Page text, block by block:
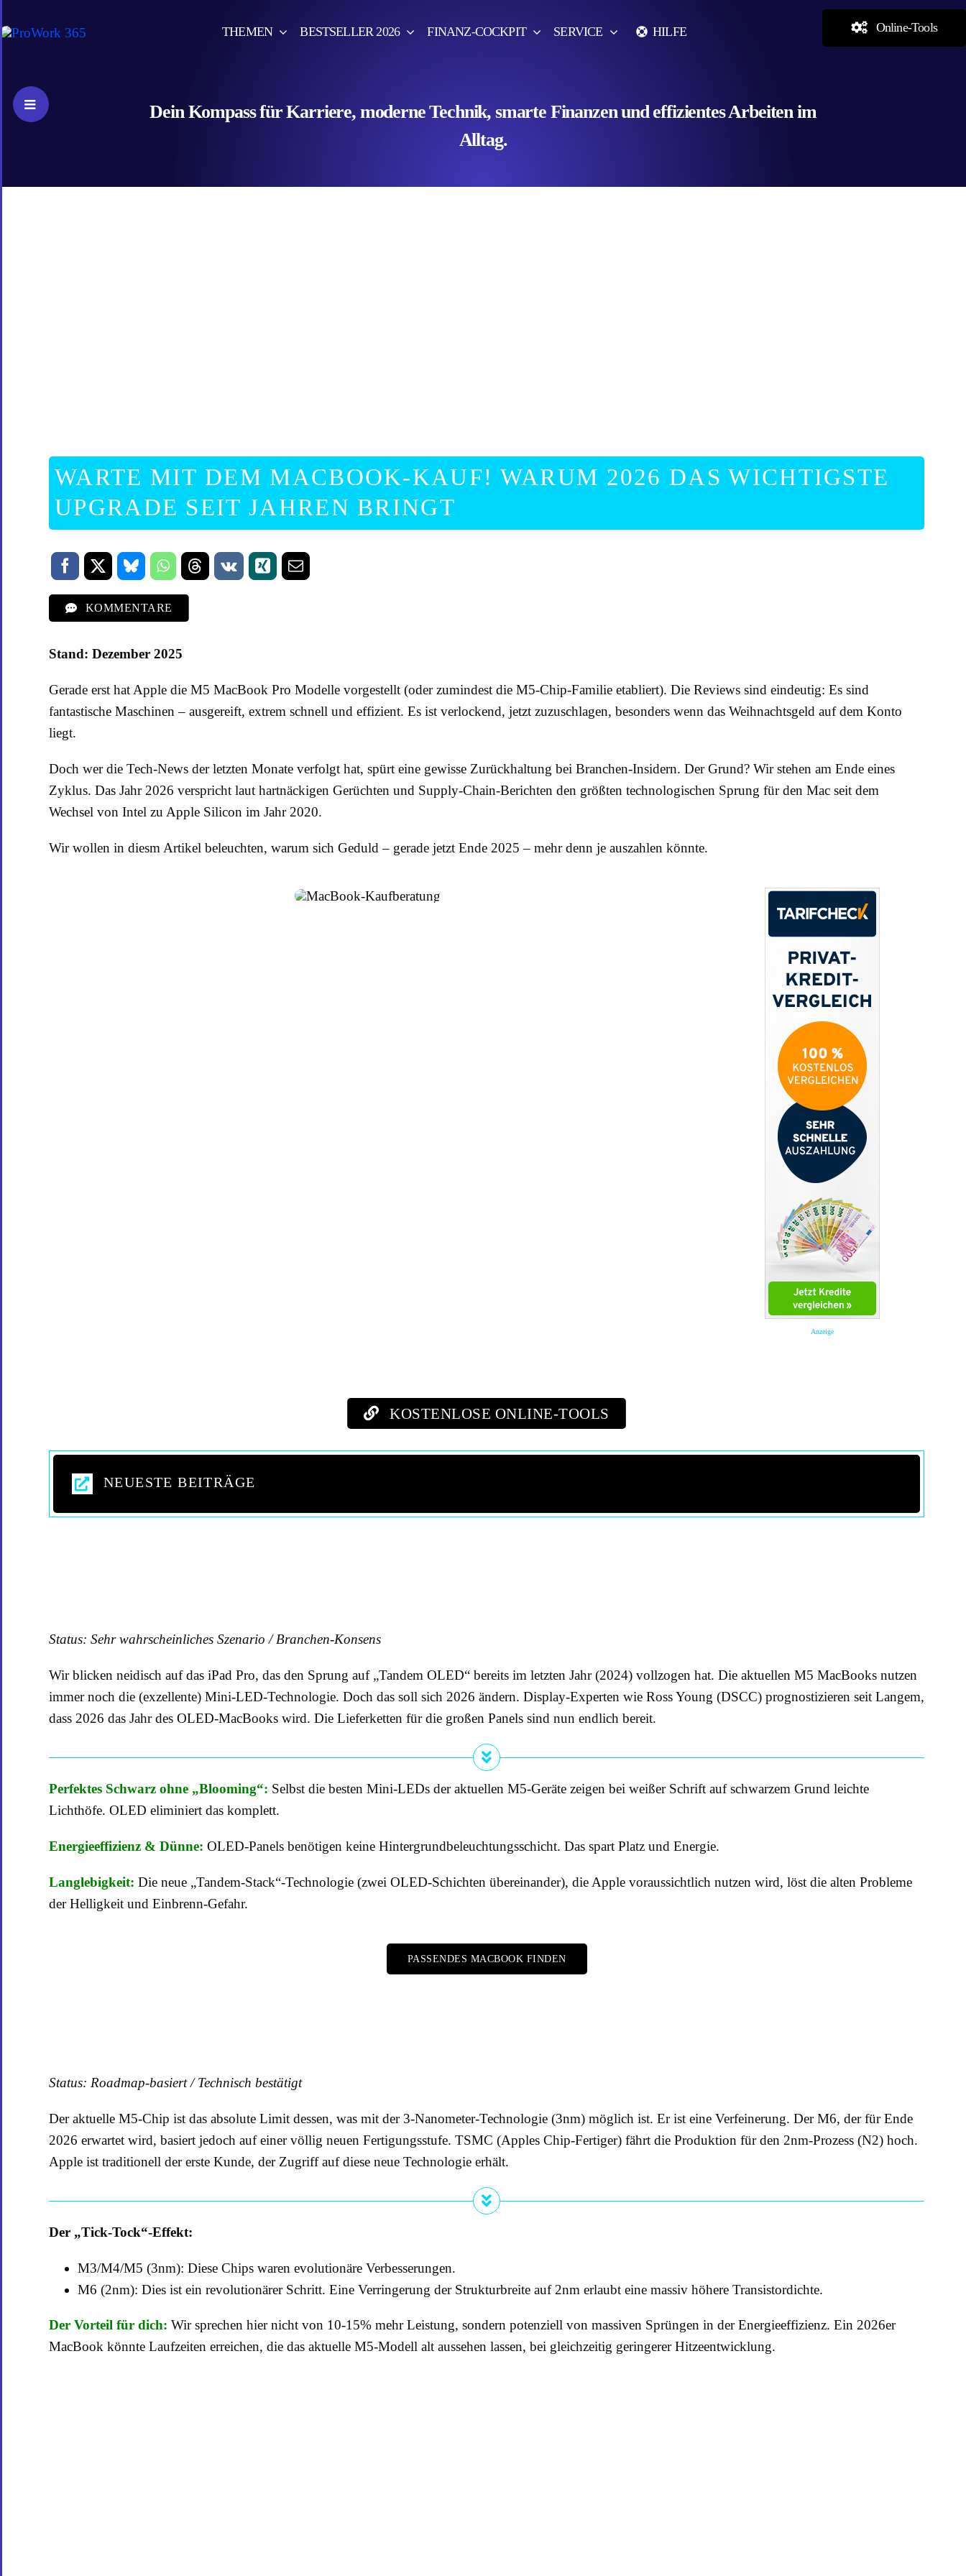
to
THEMEN BESTSELLER 2026 FINANZ-COCKPIT SERVICE HILFE Online-Tools
Dein Kompass für Karriere, moderne Technik, smarte Finanzen und effizientes Arbeiten im
Alltag.
WARTE MIT DEM MACBOOK-KAUF! WARUM 2026 DAS WICHTIGSTE
UPGRADE SEIT JAHREN BRINGT
KOMMENTARE
Stand: Dezember 2025
Gerade erst hat Apple die M5 MacBook Pro Modelle vorgestellt (oder zumindest die M5-Chip-Familie etabliert). Die Reviews sind eindeutig: Es sind
fantastische Maschinen – ausgereift, extrem schnell und effizient. Es ist verlockend, jetzt zuzuschlagen, besonders wenn das Weihnachtsgeld auf dem Konto
liegt.
Doch wer die Tech-News der letzten Monate verfolgt hat, spürt eine gewisse Zurückhaltung bei Branchen-Insidern. Der Grund? Wir stehen am Ende eines
Zyklus. Das Jahr 2026 verspricht laut hartnäckigen Gerüchten und Supply-Chain-Berichten den größten technologischen Sprung für den Mac seit dem
Wechsel von Intel zu Apple Silicon im Jahr 2020.
Wir wollen in diesm Artikel beleuchten, warum sich Geduld – gerade jetzt Ende 2025 – mehr denn je auszahlen könnte.
Anzeige
KOSTENLOSE ONLINE-TOOLS
NEUESTE BEITRÄGE
Status: Sehr wahrscheinliches Szenario / Branchen-Konsens
Wir blicken neidisch auf das iPad Pro, das den Sprung auf „Tandem OLED“ bereits im letzten Jahr (2024) vollzogen hat. Die aktuellen M5 MacBooks nutzen
immer noch die (exzellente) Mini-LED-Technologie. Doch das soll sich 2026 ändern. Display-Experten wie Ross Young (DSCC) prognostizieren seit Langem,
dass 2026 das Jahr des OLED-MacBooks wird. Die Lieferketten für die großen Panels sind nun endlich bereit.
Perfektes Schwarz ohne „Blooming“: Selbst die besten Mini-LEDs der aktuellen M5-Geräte zeigen bei weißer Schrift auf schwarzem Grund leichte
Lichthöfe. OLED eliminiert das komplett.
Energieeffizienz & Dünne: OLED-Panels benötigen keine Hintergrundbeleuchtungsschicht. Das spart Platz und Energie.
Langlebigkeit: Die neue „Tandem-Stack“-Technologie (zwei OLED-Schichten übereinander), die Apple voraussichtlich nutzen wird, löst die alten Probleme
der Helligkeit und Einbrenn-Gefahr.
PASSENDES MACBOOK FINDEN
Status: Roadmap-basiert / Technisch bestätigt
Der aktuelle M5-Chip ist das absolute Limit dessen, was mit der 3-Nanometer-Technologie (3nm) möglich ist. Er ist eine Verfeinerung. Der M6, der für Ende
2026 erwartet wird, basiert jedoch auf einer völlig neuen Fertigungsstufe. TSMC (Apples Chip-Fertiger) fährt die Produktion für den 2nm-Prozess (N2) hoch.
Apple ist traditionell der erste Kunde, der Zugriff auf diese neue Technologie erhält.
Der „Tick-Tock“-Effekt:
M3/M4/M5 (3nm): Diese Chips waren evolutionäre Verbesserungen.
M6 (2nm): Dies ist ein revolutionärer Schritt. Eine Verringerung der Strukturbreite auf 2nm erlaubt eine massiv höhere Transistordichte.
Der Vorteil für dich: Wir sprechen hier nicht von 10-15% mehr Leistung, sondern potenziell von massiven Sprüngen in der Energieeffizienz. Ein 2026er
MacBook könnte Laufzeiten erreichen, die das aktuelle M5-Modell alt aussehen lassen, bei gleichzeitig geringerer Hitzeentwicklung.
Toggle
Sliding